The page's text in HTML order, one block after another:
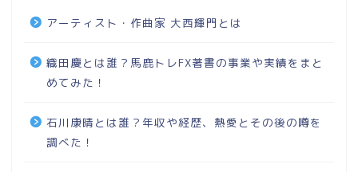
アーティスト・作曲家 大西輝門とは
織田慶とは誰？馬鹿トレFX著書の事業や実績をまと
めてみた！
石川康晴とは誰？年収や経歴、熱愛とその後の噂を
調べた！